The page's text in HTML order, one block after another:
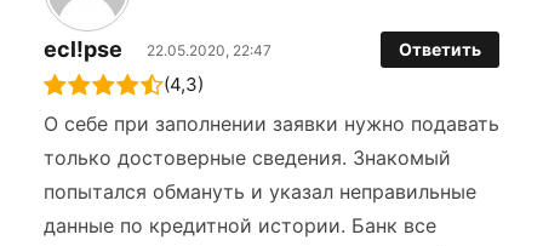
ecl!pse 22.05.2020, 22:47 Ответить
(4,3)
О себе при заполнении заявки нужно подавать
только достоверные сведения. Знакомый
попытался обмануть и указал неправильные
данные по кредитной истории. Банк все